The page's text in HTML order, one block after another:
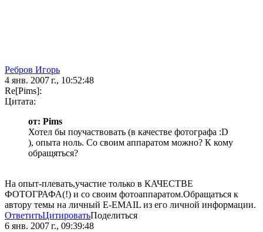
Ребров Игорь
4 янв. 2007 г., 10:52:48
Re[Pims]:
Цитата:
от: Pims
Хотел бы поучаствовать (в качестве фотографа :D
), опыта ноль. Со своим аппаратом можно? К кому
обращяться?
На опыт-плевать,участие только в КАЧЕСТВЕ
ФОТОГРАФА(!) и со своим фотоаппаратом.Обращаться к
автору темы на личный E-EMAIL из его личной информации.
ОтветитьЦитироватьПоделиться
6 янв. 2007 г., 09:39:48